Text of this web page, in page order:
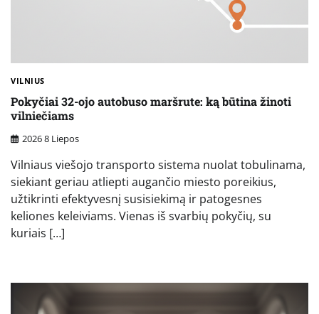
VILNIUS
Pokyčiai 32-ojo autobuso maršrute: ką būtina žinoti
vilniečiams
2026 8 Liepos
Vilniaus viešojo transporto sistema nuolat tobulinama,
siekiant geriau atliepti augančio miesto poreikius,
užtikrinti efektyvesnį susisiekimą ir patogesnes
keliones keleiviams. Vienas iš svarbių pokyčių, su
kuriais […]